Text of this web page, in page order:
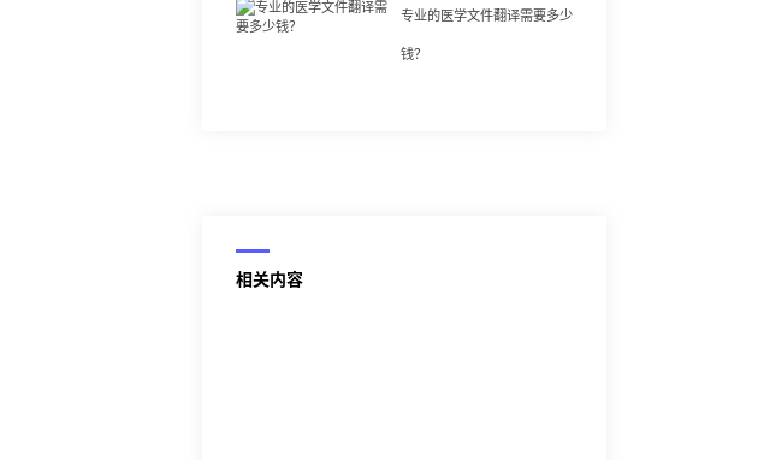
专业的医学文件翻译需要多少
钱？
相关内容